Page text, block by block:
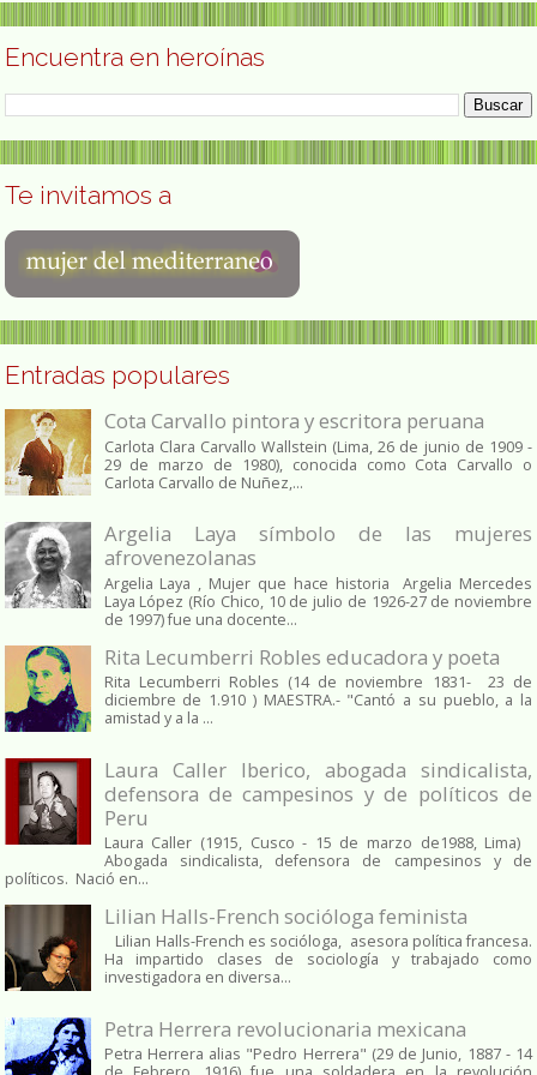
Encuentra en heroínas
Te invitamos a
Entradas populares
Cota Carvallo pintora y escritora peruana
Carlota Clara Carvallo Wallstein (Lima, 26 de junio de 1909 -
29 de marzo de 1980), conocida como Cota Carvallo o
Carlota Carvallo de Nuñez,...
Argelia Laya símbolo de las mujeres
afrovenezolanas
Argelia Laya , Mujer que hace historia Argelia Mercedes
Laya López (Río Chico, 10 de julio de 1926-27 de noviembre
de 1997) fue una docente...
Rita Lecumberri Robles educadora y poeta
Rita Lecumberri Robles (14 de noviembre 1831- 23 de
diciembre de 1.910 ) MAESTRA.- "Cantó a su pueblo, a la
amistad y a la ...
Laura Caller Iberico, abogada sindicalista,
defensora de campesinos y de políticos de
Peru
Laura Caller (1915, Cusco - 15 de marzo de1988, Lima)
Abogada sindicalista, defensora de campesinos y de
políticos. Nació en...
Lilian Halls-French socióloga feminista
Lilian Halls-French es socióloga, asesora política francesa.
Ha impartido clases de sociología y trabajado como
investigadora en diversa...
Petra Herrera revolucionaria mexicana
Petra Herrera alias "Pedro Herrera" (29 de Junio, 1887 - 14